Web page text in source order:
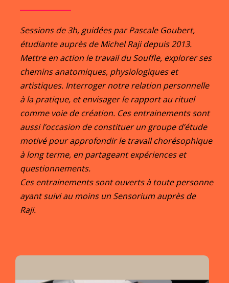
Sessions de 3h, guidées par Pascale Goubert,
étudiante auprès de Michel Raji depuis 2013.
Mettre en action le travail du Souffle, explorer ses
chemins anatomiques, physiologiques et
artistiques. Interroger notre relation personnelle
à la pratique, et envisager le rapport au rituel
comme voie de création. Ces entrainements sont
aussi l’occasion de constituer un groupe d’étude
motivé pour approfondir le travail chorésophique
à long terme, en partageant expériences et
questionnements.
Ces entrainements sont ouverts à toute personne
ayant suivi au moins un Sensorium auprès de
Raji.